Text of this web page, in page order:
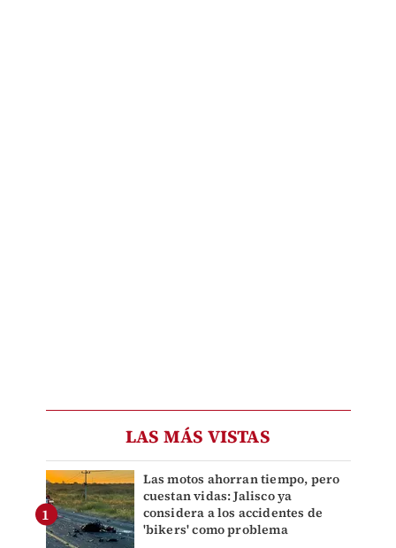
LAS MÁS VISTAS
Las motos ahorran tiempo, pero
cuestan vidas: Jalisco ya
considera a los accidentes de
'bikers' como problema